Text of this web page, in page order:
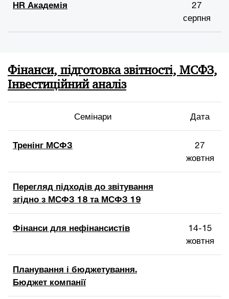
HR Академія
27
серпня
Фінанси, підготовка звітності, МСФЗ,
Інвестиційний аналіз
Семінари Дата
Тренінг МСФЗ
27
жовтня
Перегляд підходів до звітування
згідно з МСФЗ 18 та МСФЗ 19
Фінанси для нефінансистів
14-15
жовтня
Планування і бюджетування.
Бюджет компанії